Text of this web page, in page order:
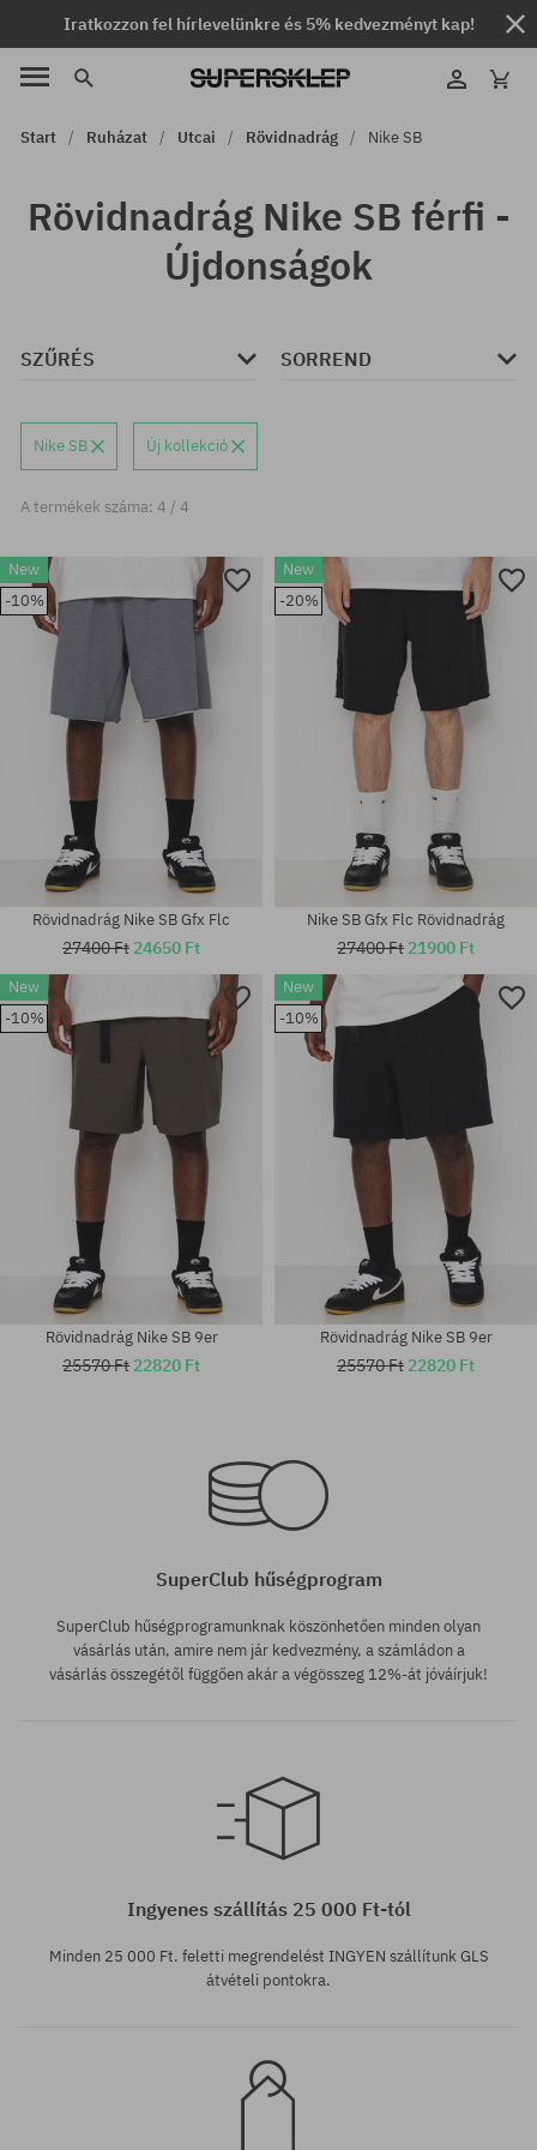
Iratkozzon fel hírlevelünkre és 5% kedvezményt kap!
Start Ruházat Utcai Rövidnadrág Nike SB
Rövidnadrág Nike SB férfi -
Újdonságok
SZŰRÉS SORREND
Nike SB Új kollekció
A termékek száma: 4 / 4
New
-10%
Rövidnadrág Nike SB Gfx Flc
27400 Ft 24650 Ft
New
-20%
S; M; L; XL
Nike SB Gfx Flc Rövidnadrág
27400 Ft 21900 Ft
New
-10%
Rövidnadrág Nike SB 9er
25570 Ft 22820 Ft
New
-10%
Elérhető méretek:
Rövidnadrág Nike SB 9er
25570 Ft 22820 Ft
SuperClub hűségprogram
SuperClub hűségprogramunknak köszönhetően minden olyan
vásárlás után, amire nem jár kedvezmény, a számládon a
vásárlás összegétől függően akár a végösszeg 12%-át jóváírjuk!
Ingyenes szállítás 25 000 Ft-tól
Minden 25 000 Ft. feletti megrendelést INGYEN szállítunk GLS
átvételi pontokra.